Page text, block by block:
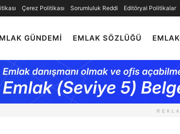
Çerez Politikası Sorumluluk Reddi Editöryal Politikalar
GÜNDEMI EMLAK SÖZLÜĞÜ